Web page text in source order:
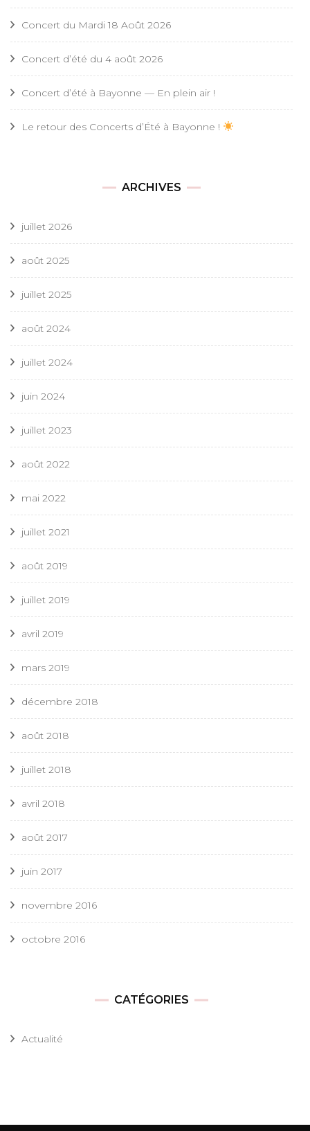
Concert du Mardi 18 Août 2026
Concert d’été du 4 août 2026
Concert d’été à Bayonne — En plein air !
Le retour des Concerts d’Été à Bayonne !
ARCHIVES
juillet 2026
août 2025
juillet 2025
août 2024
juillet 2024
juin 2024
juillet 2023
août 2022
mai 2022
juillet 2021
août 2019
juillet 2019
avril 2019
mars 2019
décembre 2018
août 2018
juillet 2018
avril 2018
août 2017
juin 2017
novembre 2016
octobre 2016
CATÉGORIES
Actualité